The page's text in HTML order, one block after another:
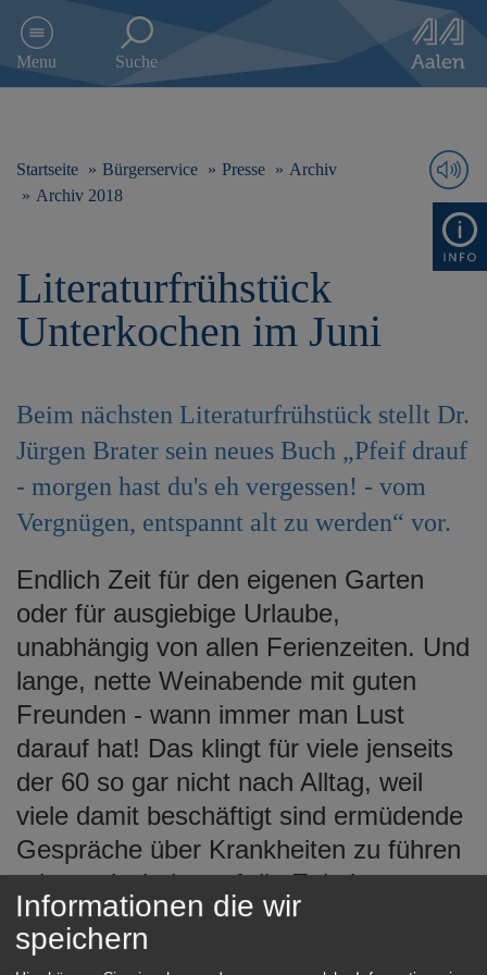
e
n
Menu Suche
Startseite Bürgerservice Presse
Archiv
Archiv 2018
Literaturfrühstück
Unterkochen im Juni
Beim nächsten Literaturfrühstück stellt Dr.
Jürgen Brater sein neues Buch „Pfeif drauf
- morgen hast du's eh vergessen! - vom
Vergnügen, entspannt alt zu werden“ vor.
Endlich Zeit für den eigenen Garten
oder für ausgiebige Urlaube,
unabhängig von allen Ferienzeiten. Und
lange, nette Weinabende mit guten
Freunden - wann immer man Lust
darauf hat! Das klingt für viele jenseits
der 60 so gar nicht nach Alltag, weil
viele damit beschäftigt sind ermüdende
Gespräche über Krankheiten zu führen
oder mal wieder auf die Enkel
aufzupassen, weil deren Eltern etwas
dazwischengekommen ist.
Informationen die wir
speichern